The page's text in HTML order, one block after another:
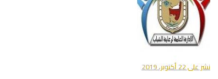
نشر على22 أكتوبر، 2019